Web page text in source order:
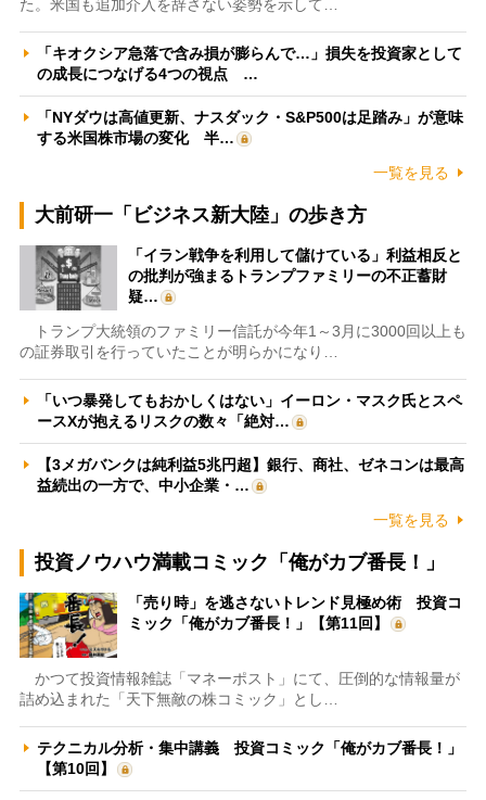
た。米国も追加介入を辞さない姿勢を示して…
「キオクシア急落で含み損が膨らんで…」損失を投資家として
の成長につなげる4つの視点 …
「NYダウは高値更新、ナスダック・S&P500は足踏み」が意味
する米国株市場の変化 半…
一覧を見る
大前研一「ビジネス新大陸」の歩き方
「イラン戦争を利用して儲けている」利益相反と
の批判が強まるトランプファミリーの不正蓄財
疑…
トランプ大統領のファミリー信託が今年1～3月に3000回以上も
の証券取引を行っていたことが明らかになり…
「いつ暴発してもおかしくはない」イーロン・マスク氏とスペ
ースXが抱えるリスクの数々「絶対…
【3メガバンクは純利益5兆円超】銀行、商社、ゼネコンは最高
益続出の一方で、中小企業・…
一覧を見る
投資ノウハウ満載コミック「俺がカブ番長！」
「売り時」を逃さないトレンド見極め術 投資コ
ミック「俺がカブ番長！」【第11回】
かつて投資情報雑誌「マネーポスト」にて、圧倒的な情報量が
詰め込まれた「天下無敵の株コミック」とし…
テクニカル分析・集中講義 投資コミック「俺がカブ番長！」
【第10回】